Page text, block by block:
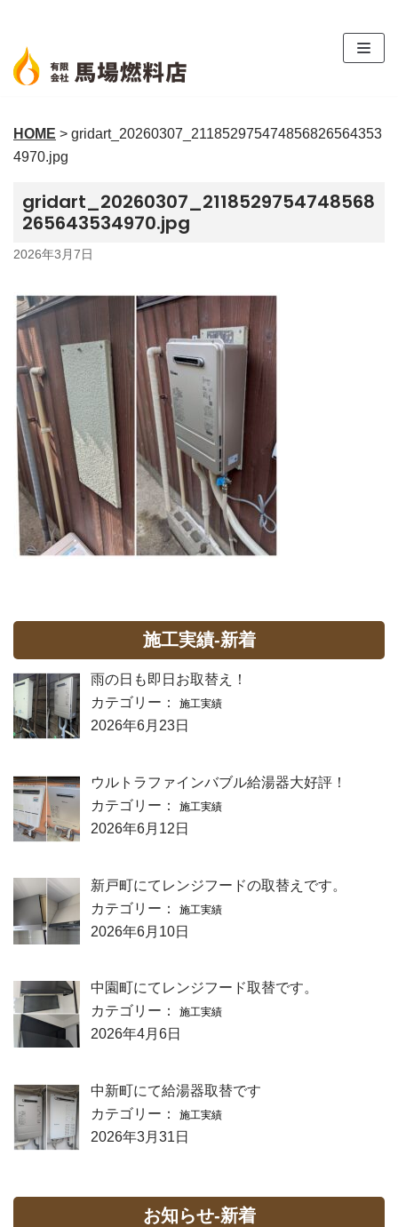
ン
テ
ン
へ
ス
ッ
プ
HOME > gridart_20260307_211852975474856826564353
4970.jpg
gridart_20260307_2118529754748568
265643534970.jpg
2026年3月7日
施工実績-新着
雨の日も即日お取替え！
カテゴリー：
施工実績
2026年6月23日
ウルトラファインバブル給湯器大好評！
カテゴリー：
施工実績
2026年6月12日
新戸町にてレンジフードの取替えです。
カテゴリー：
施工実績
2026年6月10日
中園町にてレンジフード取替です。
カテゴリー：
施工実績
2026年4月6日
中新町にて給湯器取替です
カテゴリー：
施工実績
2026年3月31日
お知らせ-新着